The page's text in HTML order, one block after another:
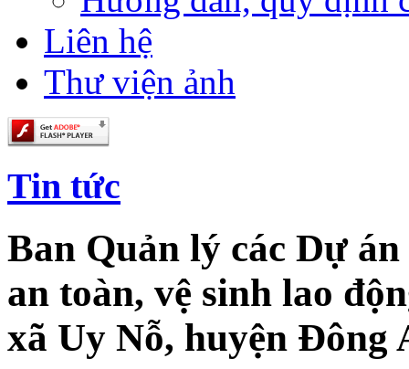
Liên hệ
Thư viện ảnh
Tin tức
Ban Quản lý các Dự
an toàn, vệ sinh lao
xã Uy Nỗ, huyện Đông